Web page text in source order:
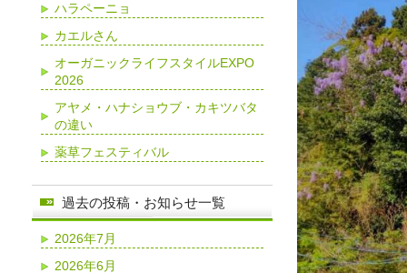
ハラペーニョ
カエルさん
オーガニックライフスタイルEXPO
2026
アヤメ・ハナショウブ・カキツバタ
の違い
薬草フェスティバル
過去の投稿・お知らせ一覧
2026年7月
2026年6月